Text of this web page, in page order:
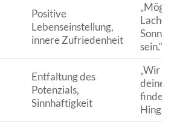
Positive
Lebenseinstellung,
innere Zufriedenheit
sein.“
Entfaltung des
Potenzials,
Sinnhaftigkeit
„Wir
deine